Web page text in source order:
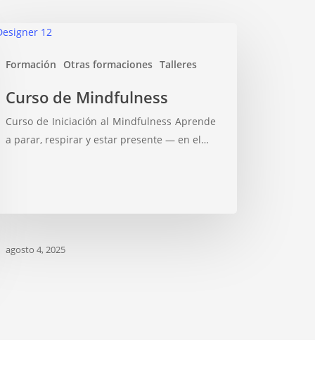
Formación Otras formaciones Talleres
Curso de Mindfulness
Curso de Iniciación al Mindfulness Aprende
a parar, respirar y estar presente — en el…
agosto 4, 2025